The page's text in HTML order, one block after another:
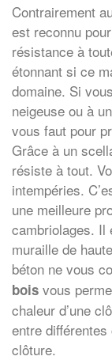
Contrairement
est reconnu
résistance à
étonnant si ce
domaine. Si
neigeuse ou à
vous faut pour
Grâce à un
résiste à tout.
intempéries.
une meilleure
cambriolages. Il
muraille de
béton ne vous
bois vous
chaleur d’une
entre
clôture.